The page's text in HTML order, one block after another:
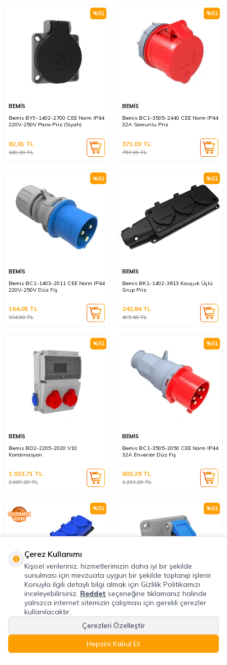
%51
BEMİS
Bemis BY9-1402-2700 CEE Norm IP44
220V-250V Pano Priz (Siyah)
169,20TL
82,91 TL
%51
BEMİS
Bemis BC1-3505-2440 CEE Norm IP44
32A Somunlu Priz
757,20TL
371,03 TL
%51
BEMİS
Bemis BC1-1403-2011 CEE Norm IP44
220V-250V Düz Fiş
334,80TL
164,05 TL
%51
BEMİS
Bemis BK1-1402-3613 Kauçuk Üçlü
Grup Priz
495,60TL
242,84TL
%51
BEMİS
Bemis BD2-2205-2020 V10
Kombinasyon
2.089,20TL
1.023,71 TL
%51
BEMİS
Bemis BC1-3505-2050 CEE Norm IP44
32A Enversör Düz Fiş
1.231,20TL
603,29TL
%51
BEMİS
Bemis BV2-1402-3614 Kauçuk Dörtlü
Grup Priz (Mavi)
%51
BEMİS
412,80TL
Çerez Kullanımı
Kişisel verileriniz, hizmetlerimizin daha iyi bir şekilde
sunulması için mevzuata uygun bir şekilde toplanıp işlenir.
Konuyla ilgili detaylı bilgi almak için Gizlilik Politikamızı
inceleyebilirsiniz. Reddet seçeneğine tıklamanız halinde
yalnızca internet sitemizin çalışması için gerekli çerezler
kullanılacaktır.
Çerezleri Özelleştir
Hepsini Kabul Et
Anasayfa Favoriler Sepet Hesabım Kategoriler